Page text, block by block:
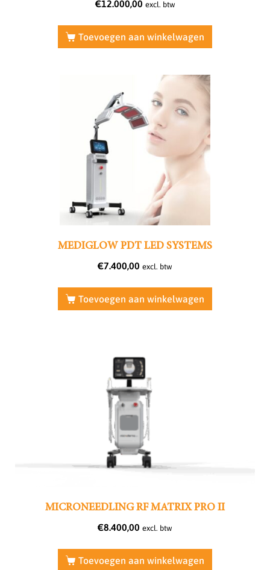
€12.000,00 excl. btw
Toevoegen aan winkelwagen
MEDIGLOW PDT LED SYSTEMS
€7.400,00 excl. btw
Toevoegen aan winkelwagen
MICRONEEDLING RF MATRIX PRO II
€8.400,00 excl. btw
Toevoegen aan winkelwagen